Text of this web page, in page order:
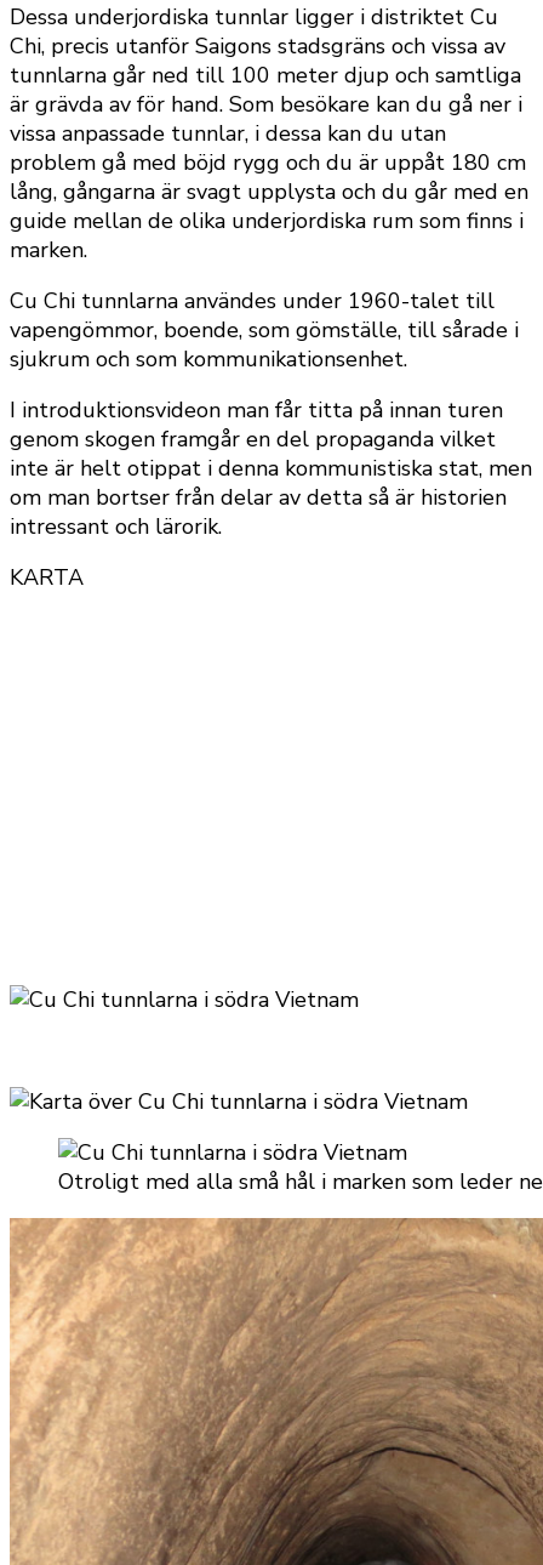
Dessa underjordiska tunnlar ligger i distriktet Cu
Chi, precis utanför Saigons stadsgräns och vissa av
tunnlarna går ned till 100 meter djup och samtliga
är grävda av för hand. Som besökare kan du gå ner i
vissa anpassade tunnlar, i dessa kan du utan
problem gå med böjd rygg och du är uppåt 180 cm
lång, gångarna är svagt upplysta och du går med en
guide mellan de olika underjordiska rum som finns i
marken.
Cu Chi tunnlarna användes under 1960-talet till
vapengömmor, boende, som gömställe, till sårade i
sjukrum och som kommunikationsenhet.
I introduktionsvideon man får titta på innan turen
genom skogen framgår en del propaganda vilket
inte är helt otippat i denna kommunistiska stat, men
om man bortser från delar av detta så är historien
intressant och lärorik.
KARTA
Otroligt med alla små hål i marken som leder